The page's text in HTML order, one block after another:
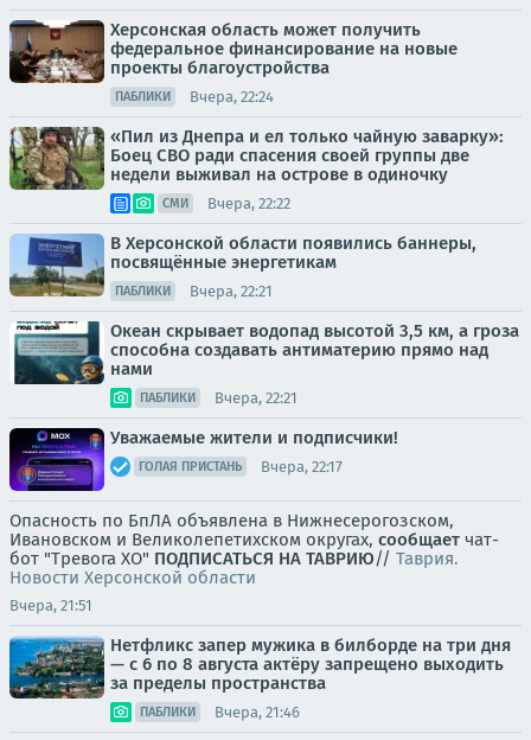
Херсонская область может получить
федеральное финансирование на новые
проекты благоустройства
ПАБЛИКИ Вчера, 22:24
«Пил из Днепра и ел только чайную заварку»:
Боец СВО ради спасения своей группы две
недели выживал на острове в одиночку
СМИ Вчера, 22:22
В Херсонской области появились баннеры,
посвящённые энергетикам
ПАБЛИКИ Вчера, 22:21
Океан скрывает водопад высотой 3,5 км, а гроза
способна создавать антиматерию прямо над
нами
ПАБЛИКИ Вчера, 22:21
Уважаемые жители и подписчики!
ГОЛАЯ ПРИСТАНЬ Вчера, 22:17
Опасность по БпЛА объявлена в Нижнесерогозском,
Ивановском и Великолепетихском округах, сообщает чат-
бот "Тревога ХО" ПОДПИСАТЬСЯ НА ТАВРИЮ// Таврия.
Новости Херсонской области
Вчера, 21:51
Нетфликс запер мужика в билборде на три дня
— с 6 по 8 августа актёру запрещено выходить
за пределы пространства
ПАБЛИКИ Вчера, 21:46